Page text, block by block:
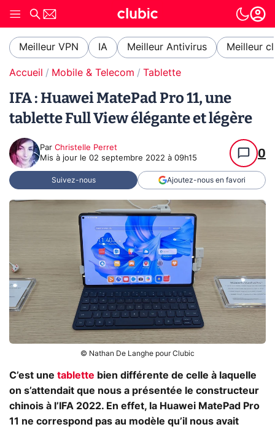
Meilleur VPN IA Meilleur Antivirus Meilleur
Accueil Mobile & Telecom Tablette
IFA : Huawei MatePad Pro 11, une
tablette Full View élégante et légère
Par Christelle Perret
Mis à jour le 02 septembre 2022 à 09h15 0
Suivez-nous Ajoutez-nous en favori
© Nathan De Langhe pour Clubic
C’est une tablette bien différente de celle à laquelle
on s’attendait que nous a présentée le constructeur
chinois à l’IFA 2022. En effet, la Huawei MatePad Pro
11 ne correspond pas au modèle qu’il nous avait